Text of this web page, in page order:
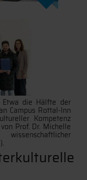
Etwa die Hälfte der
Campus Rottal-Inn
Kompetenz
Prof. Dr. Michelle